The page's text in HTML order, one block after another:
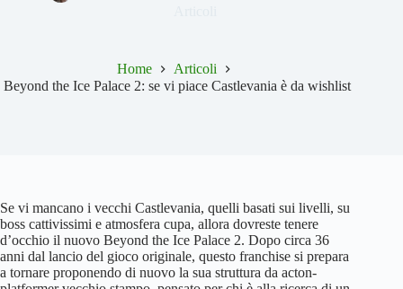
Home
Articoli
Beyond the Ice Palace 2: se vi piace Castlevania è da wishlist
Se vi mancano i vecchi Castlevania, quelli basati sui livelli, su
boss cattivissimi e atmosfera cupa, allora dovreste tenere
d’occhio il nuovo Beyond the Ice Palace 2. Dopo circa 36
anni dal lancio del gioco originale, questo franchise si prepara
a tornare proponendo di nuovo la sua struttura da acton-